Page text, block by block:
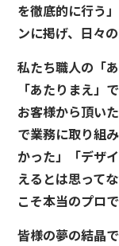
を徹底的に行う
ンに掲げ、日々
私たち職人の「
「あたりまえ」
お客様から頂い
で業務に取り組
かった」「デザ
えるとは思って
こそ本当のプロ
皆様の夢の結晶